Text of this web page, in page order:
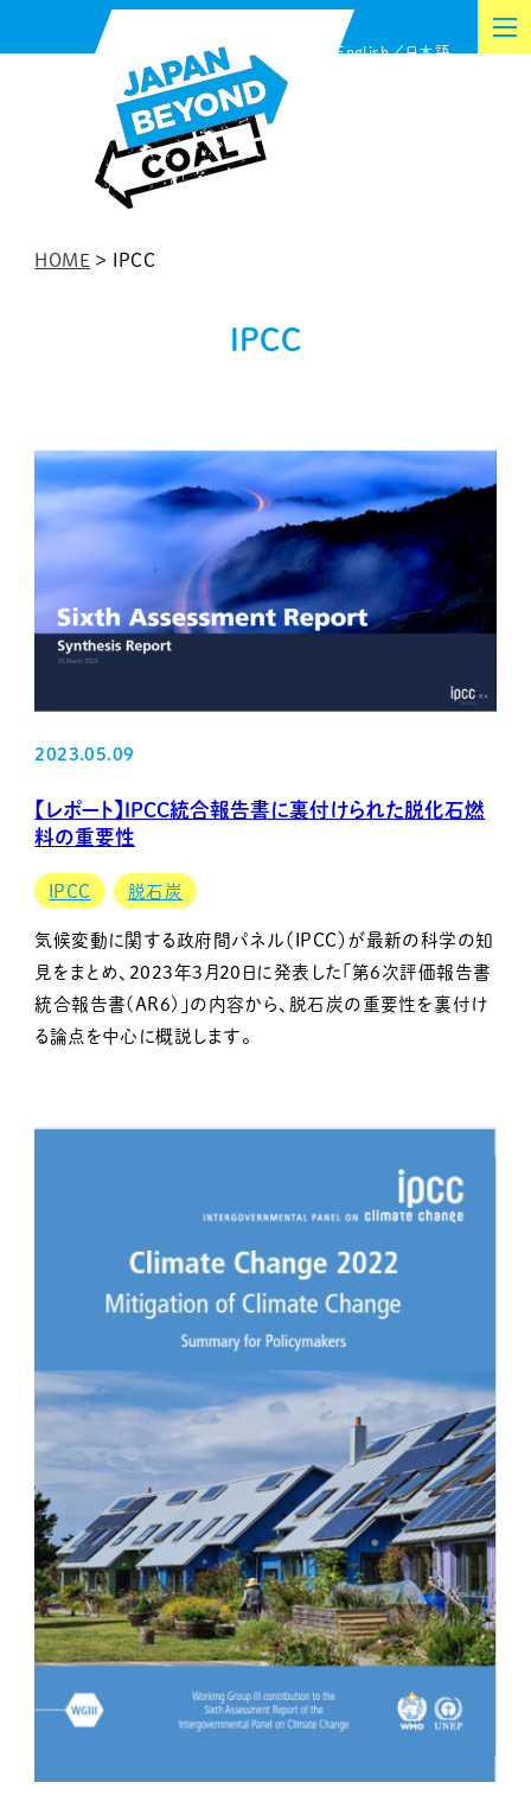
容
English 日本語
HOME > IPCC
IPCC
2023.05.09
【レポート】IPCC統合報告書に裏付けられた脱化石燃
料の重要性
IPCC 脱石炭
気候変動に関する政府間パネル（IPCC）が最新の科学の知
見をまとめ、2023年3月20日に発表した「第6次評価報告書
統合報告書(AR6)」の内容から、脱石炭の重要性を裏付け
る論点を中心に概説します。